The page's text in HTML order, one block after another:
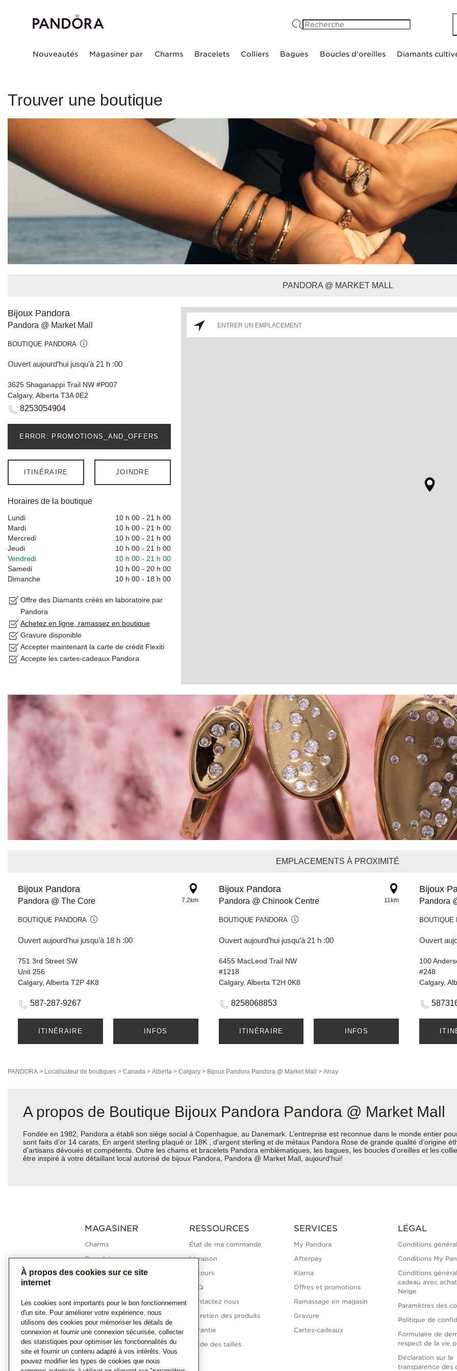
Nouveautés Magasiner par Charms Bracelets Colliers Bagues Boucles d'oreilles Diamants
Trouver une boutique
PANDORA @ MARKET MALL
Bijoux Pandora
Pandora @ Market Mall
BOUTIQUE PANDORA
Ouvert aujourd’hui jusqu’à 21 h :00
3625 Shaganappi Trail NW #P007
Calgary, Alberta T3A 0E2
8253054904
ERROR: PROMOTIONS_AND_OFFERS
ITINÉRAIRE JOINDRE
Horaires de la boutique
Lundi 10 h 00 - 21 h 00
Mardi
10 h 00 - 21 h 00
Mercredi
10 h 00 - 21 h 00
Jeudi
10 h 00 - 21 h 00
Vendredi
10 h 00 - 21 h 00
Samedi
10 h 00 - 20 h 00
Dimanche
10 h 00 - 18 h 00
Offre des Diamants créés en laboratoire par
Pandora
Achetez en ligne, ramassez en boutique
Gravure disponible
Accepter maintenant la carte de crédit Flexiti
Accepte les cartes-cadeaux Pandora
EMPLACEMENTS À PROXIMITÉ
Bijoux Pandora
Pandora @ The Core
BOUTIQUE PANDORA
Ouvert aujourd’hui jusqu’à 18 h :00
7.2km
751 3rd Street SW
Unit 256
Calgary, Alberta T2P 4K8
587-287-9267
ITINÉRAIRE INFOS
Bijoux Pandora
Pandora @ Chinook Centre
BOUTIQUE PANDORA
Ouvert aujourd’hui jusqu’à 21 h :00
11km
6455 MacLeod Trail NW
#1218
Calgary, Alberta T2H 0K8
8258068853
ITINÉRAIRE INFOS
Bijoux
Pandora
BOUTIQUE
Ouvert
100
#248
Calgary,
PANDORA > Localisateur de boutiques > Canada > Alberta > Calgary > Bijoux Pandora Pandora @ Market Mall > Array
A propos de Boutique Bijoux Pandora Pandora @ Market Mall
Fondée en 1982, Pandora a établi son siège social à Copenhague, au Danemark. L’entreprise est reconnue dans le monde entier
sont faits d’or 14 carats, En argent sterling plaqué or 18K , d’argent sterling et de métaux Pandora Rose de grande qualité d’origine
d’artisans dévoués et compétents. Outre les chams et bracelets Pandora emblématiques, les bagues, les boucles d’oreilles et les
être inspiré à votre détaillant local autorisé de bijoux Pandora, Pandora @ Market Mall, aujourd'hui!
MAGASINER
Charms
Bracelets
Bagues
Boucles d'oreilles
Collections Pandora
Diamants cultivés en
laboratoire
Cadeaux
RESSOURCES
État de ma commande
Livraison
Retours
FAQ
Contactez nous
Entretien des produits
Garantie
Guide des tailles
SERVICES
My Pandora
Afterpay
Klarna
Offres et promotions
Ramassage en magasin
Gravure
Cartes-cadeaux
LÉGAL
Conditions
Conditions My
Conditions
cadeau avec
Neige
Paramètres des
Politique de
Formulaire de
respect de la vie
Déclaration sur la
transparence des
À propos des cookies sur ce site
internet
Les cookies sont importants pour le bon fonctionnement
d'un site. Pour améliorer votre expérience, nous
utilisons des cookies pour mémoriser les détails de
connexion et fournir une connexion sécurisée, collecter
des statistiques pour optimiser les fonctionnalités du
site et fournir un contenu adapté à vos intérêts. Vous
pouvez modifier les types de cookies que nous